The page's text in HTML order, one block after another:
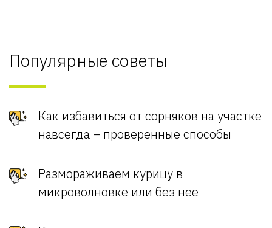
Популярные советы
Как избавиться от сорняков на участке
навсегда – проверенные способы
Размораживаем курицу в
микроволновке или без нее